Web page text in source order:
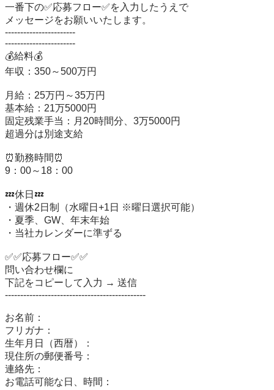
一番下の✅応募フロー✅を入力したうえで
メッセージをお願いいたします。
-----------------------
-----------------------
💰給料💰
年収：350～500万円
月給：25万円～35万円
基本給：21万5000円
固定残業手当：月20時間分、3万5000円
超過分は別途支給
⏰勤務時間⏰
9：00～18：00
💤休日💤
・週休2日制（水曜日+1日 ※曜日選択可能）
・夏季、GW、年末年始
・当社カレンダーに準ずる
✅✅応募フロー✅✅
問い合わせ欄に
下記をコピーして入力 → 送信
----------------------------------------------
お名前：
フリガナ：
生年月日（西暦）：
現住所の郵便番号：
連絡先：
お電話可能な日、時間：